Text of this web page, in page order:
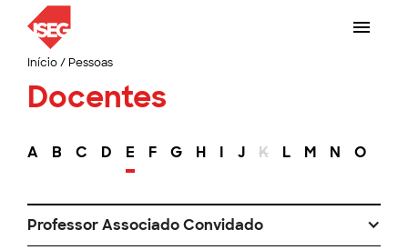
Início/ Pessoas
Docentes
A B C D E F G H I J K L M N O
Professor Associado Convidado